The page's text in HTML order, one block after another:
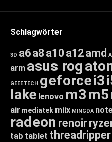
Schlagwörter
3D a6a8 a10 a12amd
arm asus rog
GEEETECH geforcei3
lake lenovo m3m5
air mediatek miix MINGDA
radeon renoir
tab tablet threadripper